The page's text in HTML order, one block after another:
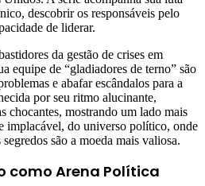
descobrir os responsáveis pelo
de liderar.
da gestão de crises em
equipe de “gladiadores de terno” são
e abafar escândalos para a
por seu ritmo alucinante,
chocantes, mostrando um lado mais
implacável, do universo político, onde
são a moeda mais valiosa.
como Arena Política